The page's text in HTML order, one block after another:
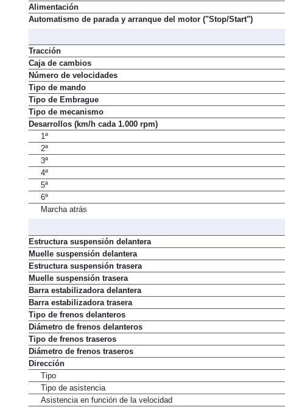
Alimentación
Automatismo de parada y arranque del motor ("Stop/Start")
Tracción
Caja de cambios
Número de velocidades
Tipo de mando
Tipo de Embrague
Tipo de mecanismo
Desarrollos (km/h cada 1.000 rpm)
1ª
2ª
3ª
4ª
5ª
6ª
Marcha atrás
Estructura suspensión delantera
Muelle suspensión delantera
Estructura suspensión trasera
Muelle suspensión trasera
Barra estabilizadora delantera
Barra estabilizadora trasera
Tipo de frenos delanteros
Diámetro de frenos delanteros
Tipo de frenos traseros
Diámetro de frenos traseros
Dirección
Tipo
Tipo de asistencia
Asistencia en función de la velocidad